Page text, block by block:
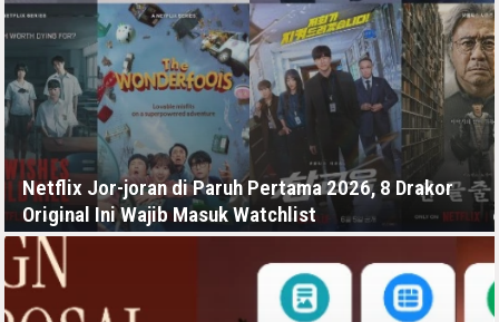
Netflix Jor-joran di Paruh Pertama 2026, 8 Drakor
Original Ini Wajib Masuk Watchlist
JUMAT, 10 JULI - 03:49 -00:00